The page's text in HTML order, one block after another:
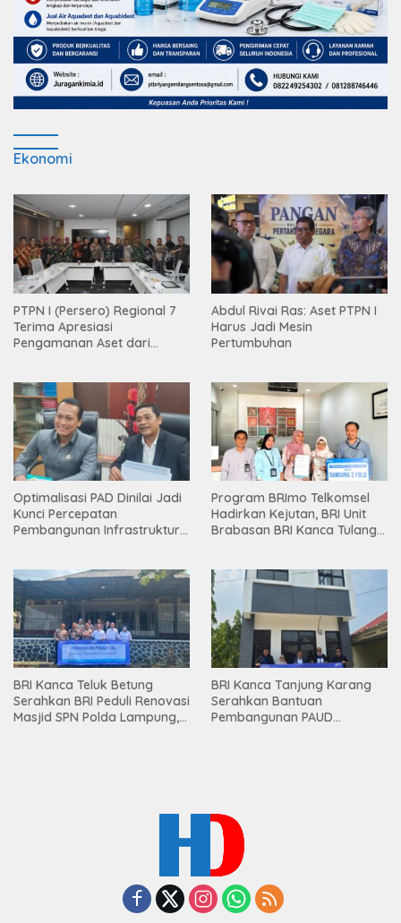
Ekonomi
PTPN I (Persero) Regional 7
Terima Apresiasi
Pengamanan Aset dari
Abdul Rivai Ras: Aset PTPN I
Harus Jadi Mesin
Pertumbuhan
Optimalisasi PAD Dinilai Jadi
Kunci Percepatan
Pembangunan Infrastruktur
Program BRImo Telkomsel
Hadirkan Kejutan, BRI Unit
Brabasan BRI Kanca Tulang
Mesuji
BRI Kanca Teluk Betung
Serahkan BRI Peduli Renovasi
Masjid SPN Polda Lampung,
BRI Kanca Tanjung Karang
Serahkan Bantuan
Pembangunan PAUD